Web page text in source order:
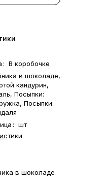
: В коробочке
в шоколаде,
кандурин,
Посыпки:
Посыпки:
: шт
в шоколаде